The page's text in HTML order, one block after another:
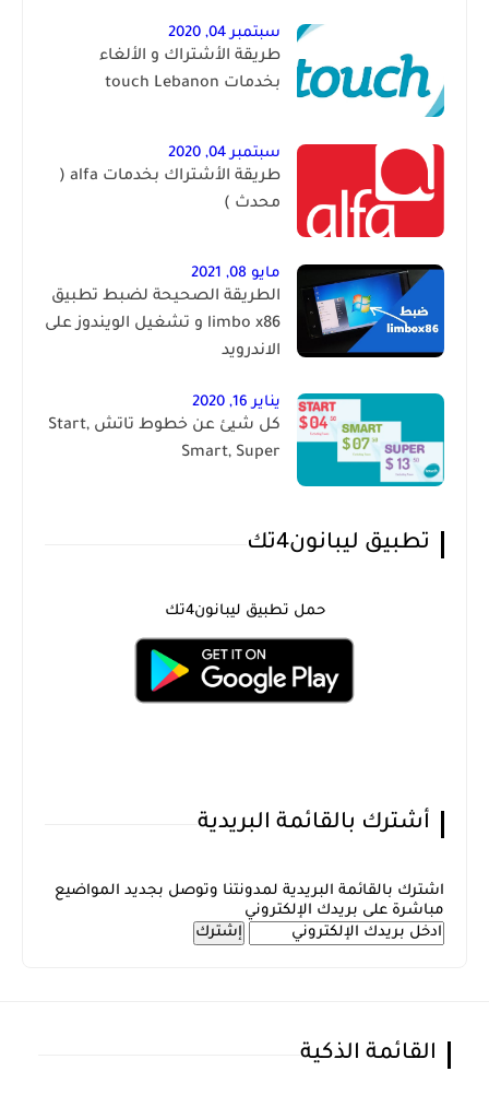
سبتمبر 04, 2020
طريقة الأشتراك و الألغاء
بخدمات touch Lebanon
سبتمبر 04, 2020
طريقة الأشتراك بخدمات alfa (
محدث )
مايو 08, 2021
الطريقة الصحيحة لضبط تطبيق
limbo x86 و تشغيل الويندوز على
الاندرويد
يناير 16, 2020
كل شيئ عن خطوط تاتش Start,
Smart, Super
تطبيق ليبانون4تك
حمل تطبيق ليبانون4تك
أشترك بالقائمة البريدية
اشترك بالقائمة البريدية لمدونتنا وتوصل بجديد المواضيع
مباشرة على بريدك الإلكتروني
القائمة الذكية